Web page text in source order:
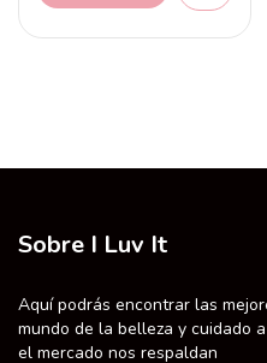
Sobre I Luv It
Aquí podrás encontrar las
mundo de la belleza y cuidado
el mercado nos respaldan